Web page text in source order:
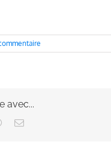
avec...
WhatsApp
Email